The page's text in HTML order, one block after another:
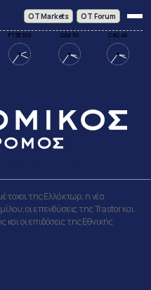
FTSE 100 DAX 30 CAC 40
ΟΤ Markets OT Forum
της Ελλάκτωρ, η νέα
οι επενδύσεις της Trastor και
οι επιδόσεις της Εθνικής